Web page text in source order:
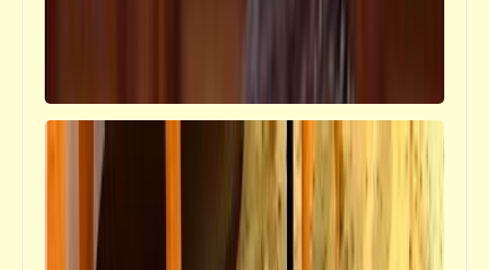
قصص_فضائح مصر المهروسة
فضائح مصر المهروسة لابن النِكدي | لقد هَرِمنا..
إرحمونا بقي (3)